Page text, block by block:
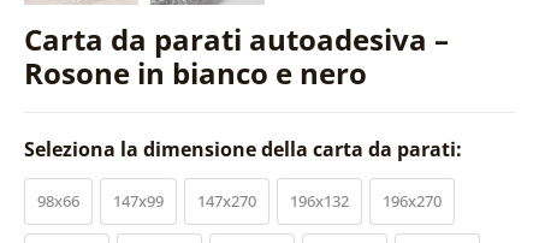
Carta da parati autoadesiva –
Rosone in bianco e nero
Seleziona la dimensione della carta da parati:
98x66 147x99 147x270 196x132 196x270